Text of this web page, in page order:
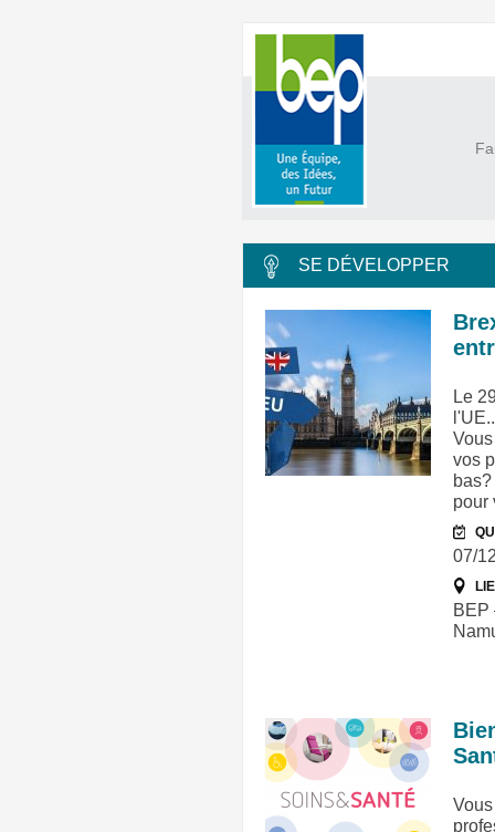
SE DÉVELOPPER
Le
vos
pour
07/
BEP